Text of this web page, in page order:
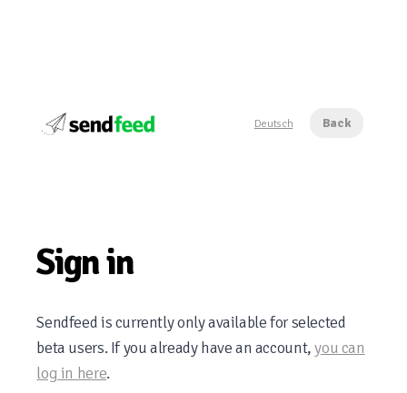
Deutsch Back
Sign in
Sendfeed is currently only available for selected
beta users. If you already have an account,you can
log in here.